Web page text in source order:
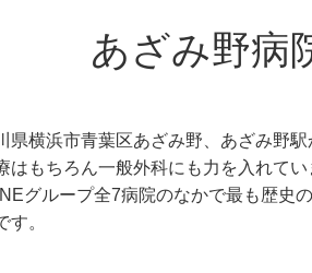
2026.
08.01
あざみ野
【あざみ野
ALLONE 患者様専用
あざみ野病
横浜市青葉区あざみ野、あざみ野
もちろん一般外科にも力を入れて
グループ全7病院のなかで最も歴史
。